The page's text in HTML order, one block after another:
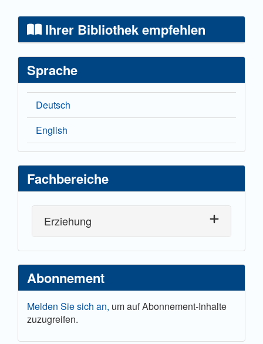
Ihrer Bibliothek empfehlen
Sprache
Deutsch
English
Fachbereiche
Erziehung
Abonnement
Melden Sie sich an, um auf Abonnement-Inhalte
zuzugreifen.